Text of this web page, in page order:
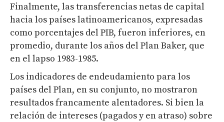
Finalmente, las transferencias netas de capital
hacia los países latinoamericanos, expresadas
como porcentajes del PIB, fueron inferiores, en
promedio, durante los años del Plan Baker, que
en el lapso 1983-1985.
Los indicadores de endeudamiento para los
países del Plan, en su conjunto, no mostraron
resultados francamente alentadores. Si bien la
relación de intereses (pagados y en atraso) sobre